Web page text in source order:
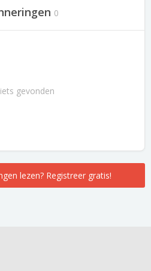
0
gevonden
lezen? Registreer gratis!